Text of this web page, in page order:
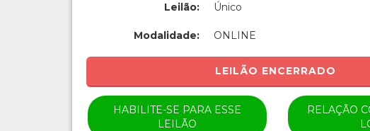
Leilão: Único
Modalidade: ONLINE
LEILÃO ENCERRADO
HABILITE-SE PARA ESSE
LEILÃO
RELAÇÃO